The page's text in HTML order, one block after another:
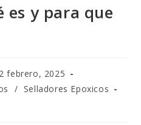
es y para que
febrero, 2025
/ Selladores Epoxicos